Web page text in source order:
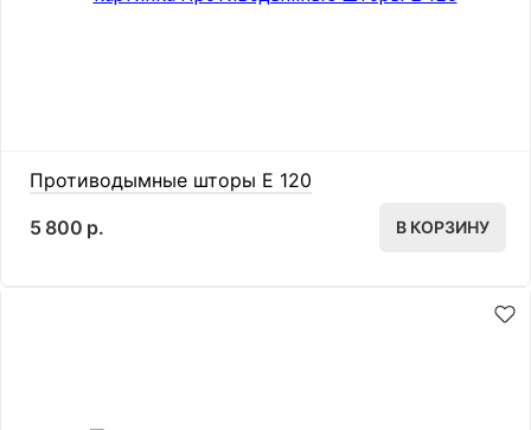
Противодымные шторы E 120
5 800 р.
В КОРЗИНУ